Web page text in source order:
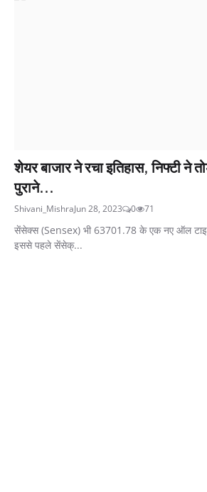
शेयर बाजार ने रचा इतिहास, निफ्टी ने
पुराने...
Shivani_MishraJun 28, 2023 0 71
सेंसेक्स (Sensex) भी 63701.78 के एक नए ऑल
इससे पहले सेंसेक्...